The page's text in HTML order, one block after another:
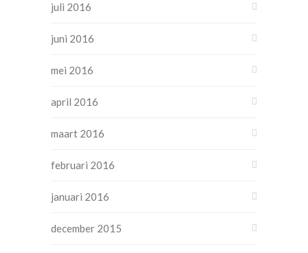
juli 2016
juni 2016
mei 2016
april 2016
maart 2016
februari 2016
januari 2016
december 2015